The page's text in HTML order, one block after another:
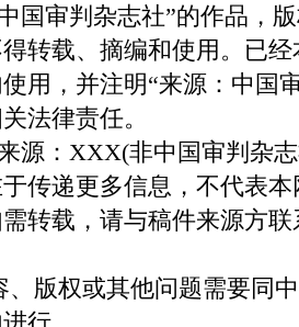
国审判杂志社”的作品，
转载、摘编和使用。已
用，并注明“来源：中国
法律责任。
源：XXX(非中国审判杂
传递更多信息，不代表
转载，请与稿件来源方
版权或其他问题需要同
行。